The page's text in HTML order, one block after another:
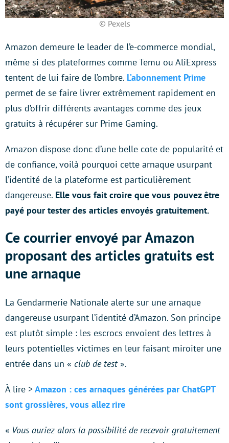
© Pexels
Amazon demeure le leader de l’e-commerce mondial,
même si des plateformes comme Temu ou AliExpress
tentent de lui faire de l’ombre. L’abonnement Prime
permet de se faire livrer extrêmement rapidement en
plus d’offrir différents avantages comme des jeux
gratuits à récupérer sur Prime Gaming.
Amazon dispose donc d’une belle cote de popularité et
de confiance, voilà pourquoi cette arnaque usurpant
l’identité de la plateforme est particulièrement
dangereuse. Elle vous fait croire que vous pouvez être
payé pour tester des articles envoyés gratuitement.
Ce courrier envoyé par Amazon
proposant des articles gratuits est
une arnaque
La Gendarmerie Nationale alerte sur une arnaque
dangereuse usurpant l’identité d’Amazon. Son principe
est plutôt simple : les escrocs envoient des lettres à
leurs potentielles victimes en leur faisant miroiter une
entrée dans un « club de test ».
À lire >Amazon : ces arnaques générées par ChatGPT
sont grossières, vous allez rire
« Vous auriez alors la possibilité de recevoir gratuitement